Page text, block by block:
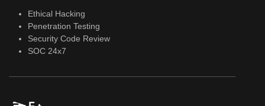
Ethical Hacking
Penetration Testing
Security Code Review
SOC 24x7